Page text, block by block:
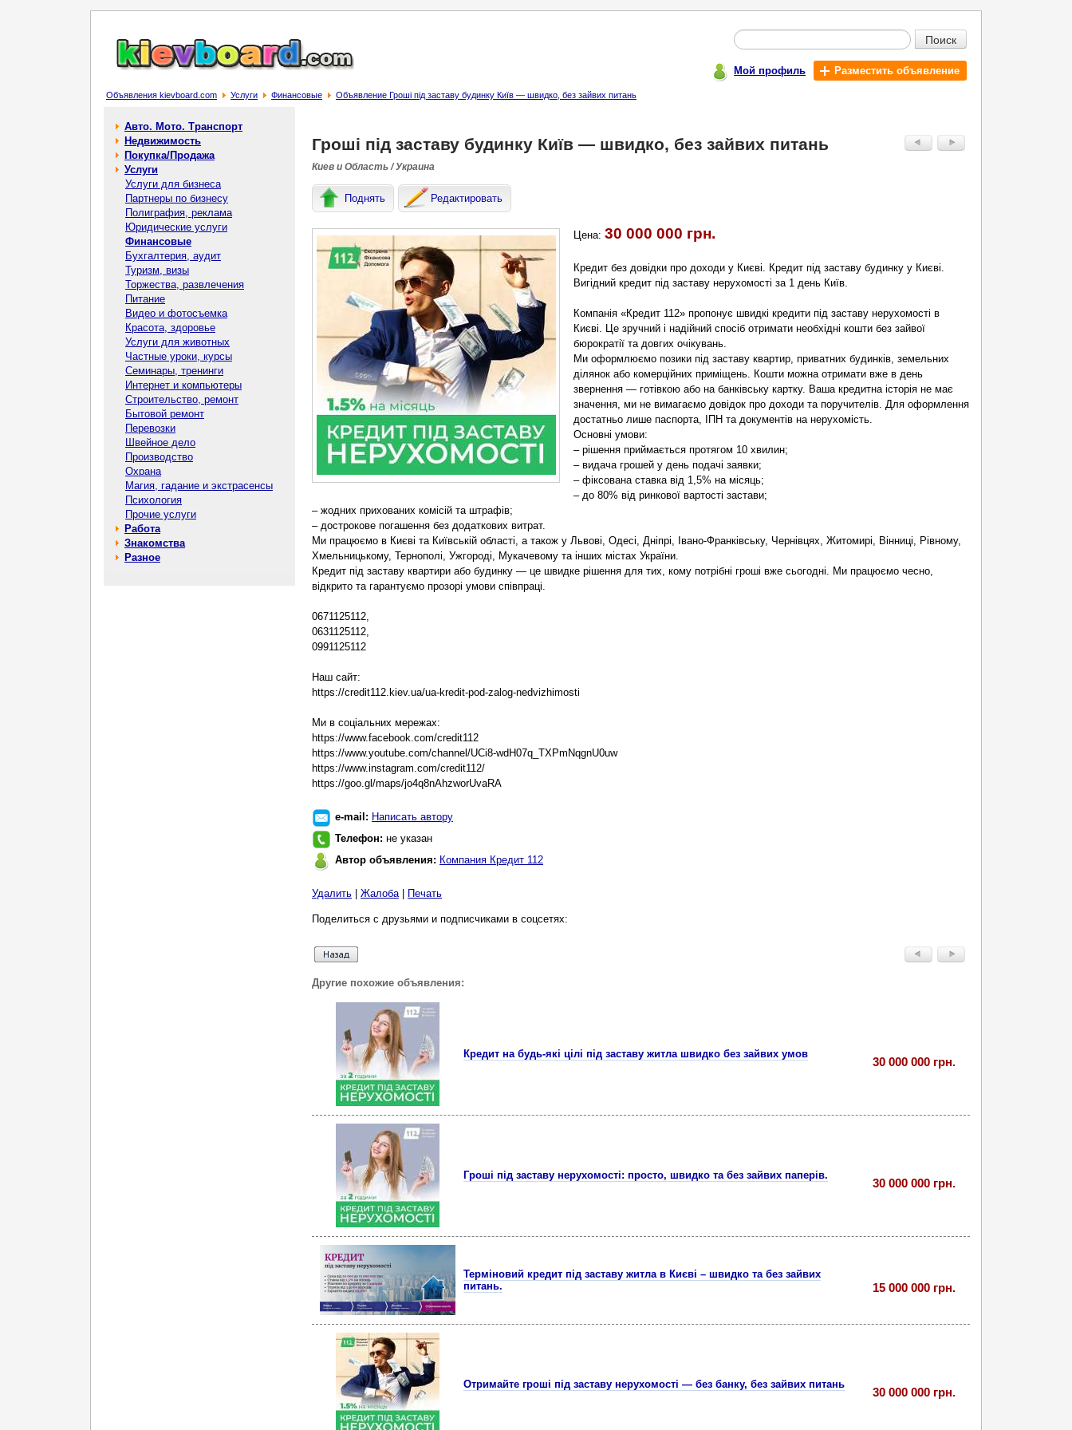
Поиск
Мой профиль Разместить объявление
Объявления kievboard.com Услуги Финансовые Объявление Гроші під заставу будинку Київ — швидко, без зайвих питань
Авто. Мото. Транспорт
Недвижимость
Покупка/Продажа
Услуги
Услуги для бизнеса
Партнеры по бизнесу
Полиграфия, реклама
Юридические услуги
Финансовые
Бухгалтерия, аудит
Туризм, визы
Торжества, развлечения
Питание
Видео и фотосъемка
Красота, здоровье
Услуги для животных
Частные уроки, курсы
Семинары, тренинги
Интернет и компьютеры
Строительство, ремонт
Бытовой ремонт
Перевозки
Швейное дело
Производство
Охрана
Магия, гадание и экстрасенсы
Психология
Прочие услуги
Работа
Знакомства
Разное
Гроші під заставу будинку Київ — швидко, без зайвих питань
Киев и Область / Украина
Поднять Редактировать
Цена: 30 000 000 грн.
Кредит без довідки про доходи у Києві. Кредит під заставу будинку у Києві.
Вигідний кредит під заставу нерухомості за 1 день Київ.
Компанія «Кредит 112» пропонує швидкі кредити під заставу нерухомості в
Києві. Це зручний і надійний спосіб отримати необхідні кошти без зайвої
бюрократії та довгих очікувань.
Ми оформлюємо позики під заставу квартир, приватних будинків, земельних
ділянок або комерційних приміщень. Кошти можна отримати вже в день
звернення — готівкою або на банківську картку. Ваша кредитна історія не має
значення, ми не вимагаємо довідок про доходи та поручителів. Для оформлення
достатньо лише паспорта, ІПН та документів на нерухомість.
Основні умови:
– рішення приймається протягом 10 хвилин;
– видача грошей у день подачі заявки;
– фіксована ставка від 1,5% на місяць;
– до 80% від ринкової вартості застави;
– жодних прихованих комісій та штрафів;
– дострокове погашення без додаткових витрат.
Ми працюємо в Києві та Київській області, а також у Львові, Одесі, Дніпрі, Івано-Франківську, Чернівцях, Житомирі, Вінниці, Рівному,
Хмельницькому, Тернополі, Ужгороді, Мукачевому та інших містах України.
Кредит під заставу квартири або будинку — це швидке рішення для тих, кому потрібні гроші вже сьогодні. Ми працюємо чесно,
відкрито та гарантуємо прозорі умови співпраці.
0671125112,
0631125112,
0991125112
Наш сайт:
https://credit112.kiev.ua/ua-kredit-pod-zalog-nedvizhimosti
Ми в соціальних мережах:
https://www.facebook.com/credit112
https://www.youtube.com/channel/UCi8-wdH07q_TXPmNqgnU0uw
https://www.instagram.com/credit112/
https://goo.gl/maps/jo4q8nAhzworUvaRA
e-mail: Написать автору
Телефон: не указан
Автор объявления: Компания Кредит 112
Удалить Жалоба| Печать
Поделиться с друзьями и подписчиками в соцсетях:
Другие похожие объявления:
Кредит на будь-які цілі під заставу житла швидко без зайвих умов
30 000 000 грн.
Гроші під заставу нерухомості: просто, швидко та без зайвих паперів.
30 000 000 грн.
Терміновий кредит під заставу житла в Києві – швидко та без зайвих
питань.
15 000 000 грн.
Отримайте гроші під заставу нерухомості — без банку, без зайвих питань
30 000 000 грн.